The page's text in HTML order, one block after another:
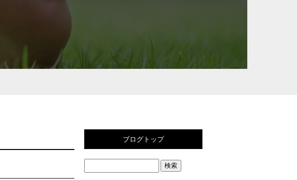
ブログトップ